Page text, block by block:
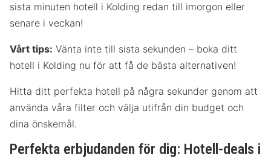
sista minuten hotell i Kolding redan till imorgon eller
senare i veckan!
Vårt tips: Vänta inte till sista sekunden – boka ditt
hotell i Kolding nu för att få de bästa alternativen!
Hitta ditt perfekta hotell på några sekunder genom att
använda våra filter och välja utifrån din budget och
dina önskemål.
Perfekta erbjudanden för dig: Hotell-deals i